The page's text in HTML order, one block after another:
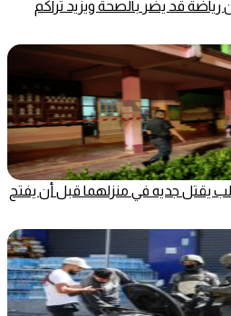
رياضة قد يضر بالصحة ويزيد تراكم
يقتل جديه في منزلهما قبل أن يفتح